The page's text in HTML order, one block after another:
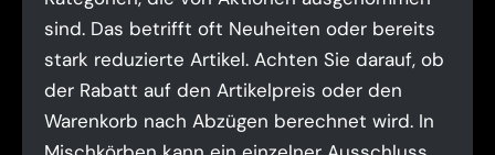
sind. Das betrifft oft Neuheiten oder bereits
stark reduzierte Artikel. Achten Sie darauf, ob
der Rabatt auf den Artikelpreis oder den
Warenkorb nach Abzügen berechnet wird. In